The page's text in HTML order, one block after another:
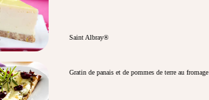
Saint Albray®
Gratin de panais et de pommes de terre au fromage